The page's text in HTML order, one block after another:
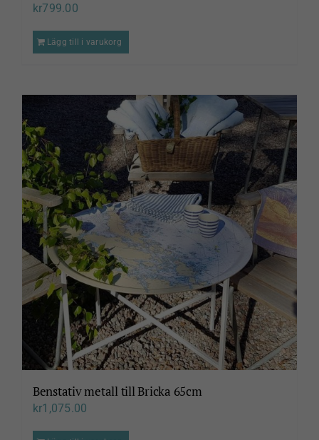
kr799.00
Lägg till i varukorg
Benstativ metall till Bricka 65cm
kr1,075.00